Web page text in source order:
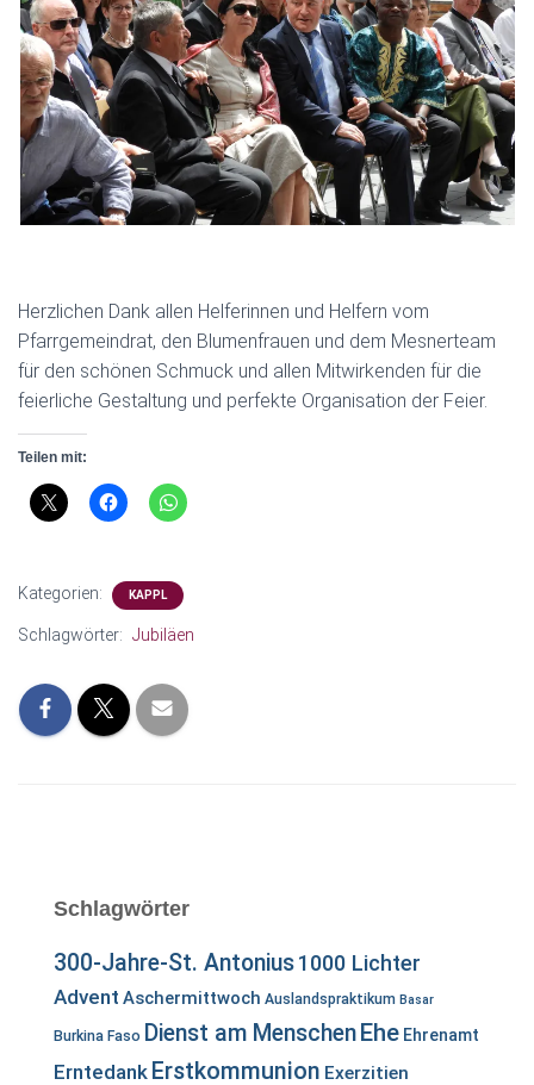
Herzlichen Dank allen Helferinnen und Helfern vom
Pfarrgemeindrat, den Blumenfrauen und dem Mesnerteam
für den schönen Schmuck und allen Mitwirkenden für die
feierliche Gestaltung und perfekte Organisation der Feier.
Teilen mit:
Kategorien: KAPPL
Schlagwörter: Jubiläen
Schlagwörter
300-Jahre-St. Antonius1000 Lichter
Advent Aschermittwoch Auslandspraktikum Basar
Burkina Faso Dienst am MenschenEhe Ehrenamt
Erntedank Erstkommunion Exerzitien